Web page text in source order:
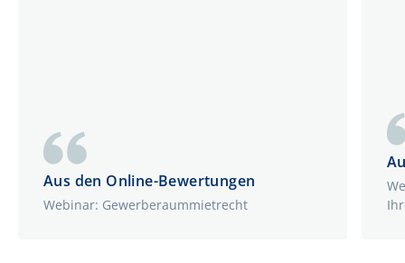
Aus den Online-Bewertungen
Webinar: Gewerberaummietrecht